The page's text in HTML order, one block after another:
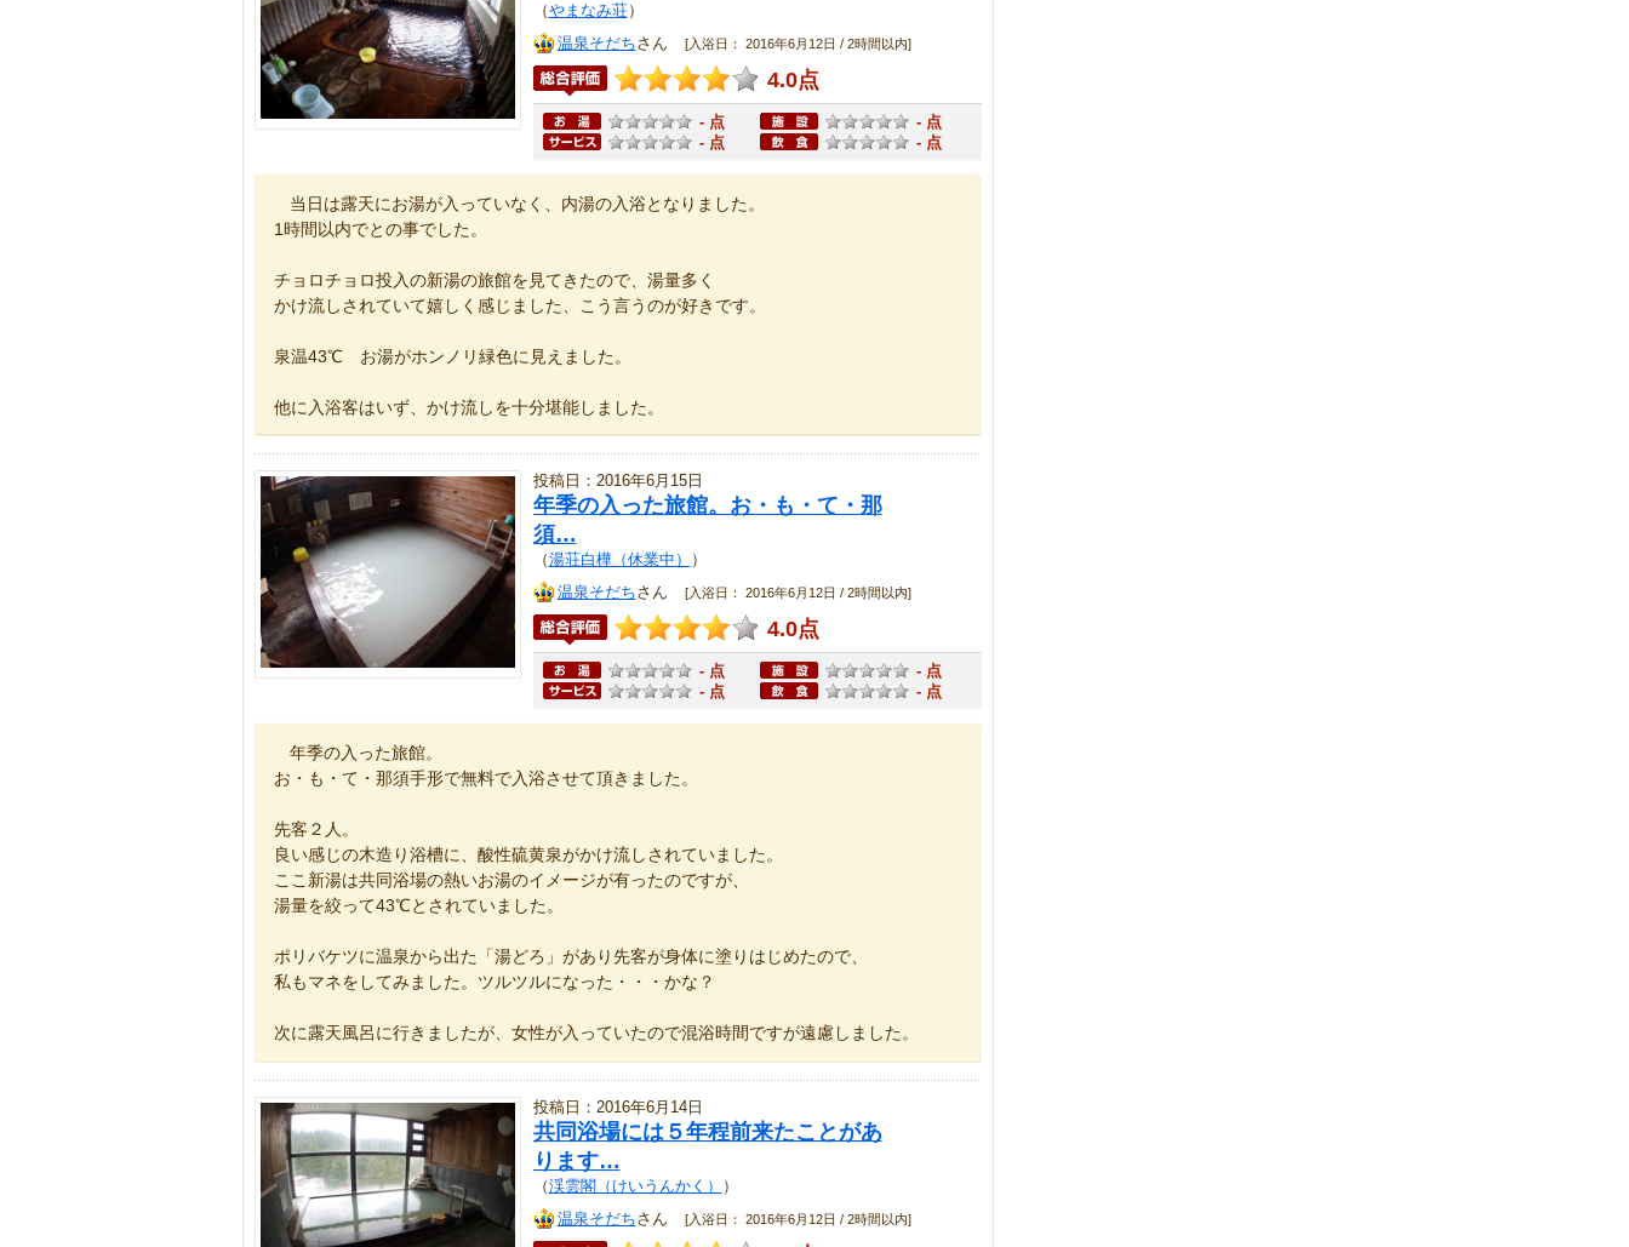
（やまなみ荘）
温泉そだちさん [入浴日： 2016年6月12日 / 2時間以内]
4.0点
- 点
- 点
- 点
- 点
当日は露天にお湯が入っていなく、内湯の入浴となりました。
1時間以内でとの事でした。
チョロチョロ投入の新湯の旅館を見てきたので、湯量多く
かけ流しされていて嬉しく感じました、こう言うのが好きです。
泉温43℃ お湯がホンノリ緑色に見えました。
他に入浴客はいず、かけ流しを十分堪能しました。
投稿日：2016年6月15日
年季の入った旅館。お・も・て・那
須…
（湯荘白樺（休業中）
）
温泉そだちさん [入浴日： 2016年6月12日 / 2時間以内]
4.0点
- 点
- 点
- 点
- 点
年季の入った旅館。
お・も・て・那須手形で無料で入浴させて頂きました。
先客２人。
良い感じの木造り浴槽に、酸性硫黄泉がかけ流しされていました。
ここ新湯は共同浴場の熱いお湯のイメージが有ったのですが、
湯量を絞って43℃とされていました。
ポリバケツに温泉から出た「湯どろ」があり先客が身体に塗りはじめたので、
私もマネをしてみました。ツルツルになった・・・かな？
次に露天風呂に行きましたが、女性が入っていたので混浴時間ですが遠慮しました。
投稿日：2016年6月14日
共同浴場には５年程前来たことがあ
ります…
（渓雲閣（けいうんかく）
）
温泉そだちさん [入浴日： 2016年6月12日 / 2時間以内]